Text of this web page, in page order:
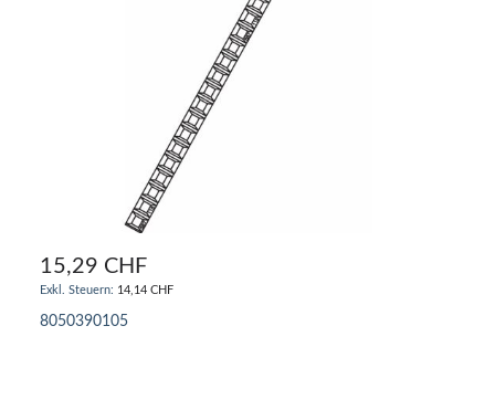
15,29 CHF
14,14 CHF
8050390105